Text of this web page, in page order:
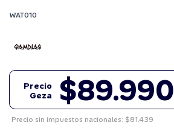
WAT010
$89.990
Precio
Geza
Precio sin impuestos nacionales: $81.439